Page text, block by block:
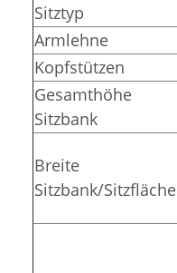
Sitztyp
Armlehne
Kopfstützen
Gesamthöhe
Sitzbank
Breite
Sitzbank/Sitzfläche